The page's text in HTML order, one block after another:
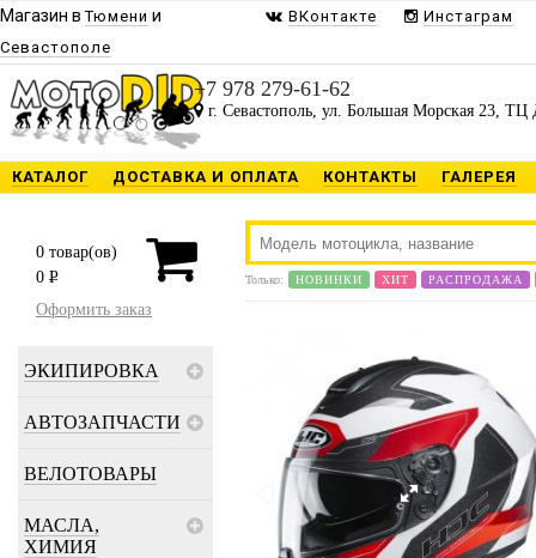
Магазин вТюмени и
Севастополе
ВКонтакте Инстаграм
+7 978 279-61-62
г. Севастополь, ул. Большая Морская 23, ТЦ
КАТАЛОГ ДОСТАВКА И ОПЛАТА КОНТАКТЫ ГАЛЕРЕЯ
0 товар(ов)
0 P
Оформить заказ
ЭКИПИРОВКА
АВТОЗАПЧАСТИ
ВЕЛОТОВАРЫ
МАСЛА,
ХИМИЯ
Только: НОВИНКИ ХИТ РАСПРОДАЖА